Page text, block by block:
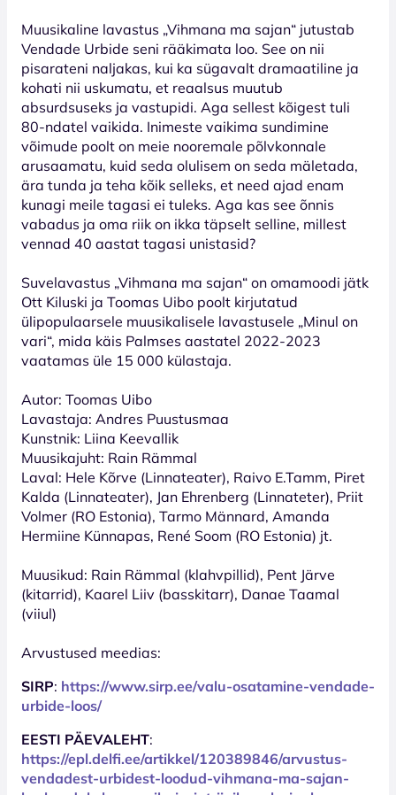
Muusikaline lavastus „Vihmana ma sajan“ jutustab
Vendade Urbide seni rääkimata loo. See on nii
pisarateni naljakas, kui ka sügavalt dramaatiline ja
kohati nii uskumatu, et reaalsus muutub
absurdsuseks ja vastupidi. Aga sellest kõigest tuli
80-ndatel vaikida. Inimeste vaikima sundimine
võimude poolt on meie nooremale põlvkonnale
arusaamatu, kuid seda olulisem on seda mäletada,
ära tunda ja teha kõik selleks, et need ajad enam
kunagi meile tagasi ei tuleks. Aga kas see õnnis
vabadus ja oma riik on ikka täpselt selline, millest
vennad 40 aastat tagasi unistasid?
Suvelavastus „Vihmana ma sajan“ on omamoodi jätk
Ott Kiluski ja Toomas Uibo poolt kirjutatud
ülipopulaarsele muusikalisele lavastusele „Minul on
vari“, mida käis Palmses aastatel 2022-2023
vaatamas üle 15 000 külastaja.
Autor: Toomas Uibo
Lavastaja: Andres Puustusmaa
Kunstnik: Liina Keevallik
Muusikajuht: Rain Rämmal
Laval: Hele Kõrve (Linnateater), Raivo E.Tamm, Piret
Kalda (Linnateater), Jan Ehrenberg (Linnateter), Priit
Volmer (RO Estonia), Tarmo Männard, Amanda
Hermiine Künnapas, René Soom (RO Estonia) jt.
Muusikud: Rain Rämmal (klahvpillid), Pent Järve
(kitarrid), Kaarel Liiv (basskitarr), Danae Taamal
(viiul)
Arvustused meedias:
SIRP: https://www.sirp.ee/valu-osatamine-vendade-
urbide-loos/
EESTI PÄEVALEHT:
https://epl.delfi.ee/artikkel/120389846/arvustus-
vendadest-urbidest-loodud-vihmana-ma-sajan-